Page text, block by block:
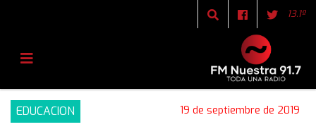
13.1º
EDUCACION 19 de septiembre de 2019